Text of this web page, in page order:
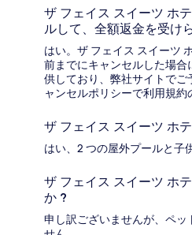
ザ フェイス スイーツ ホ
ルして、全額返金を受け
はい。ザ フェイス スイーツ
前までにキャンセルした場
供しており、弊社サイトで
ャンセルポリシーで利用規約
ザ フェイス スイーツ ホ
はい、2 つの屋外プールと子
ザ フェイス スイーツ ホ
か ?
申し訳ございませんが、ペッ